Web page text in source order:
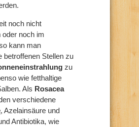
noch nicht
oder noch im
kann man
betroffenen Stellen zu
zu
wie fetthaltige
Als Rosacea
verschiedene
, Azelainsäure und
Antibiotika, wie